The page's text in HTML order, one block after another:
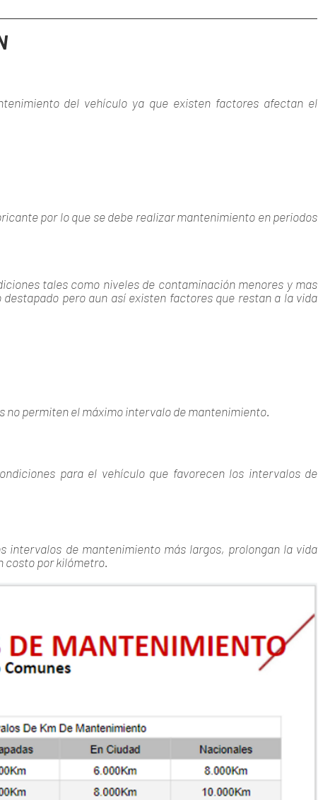
del vehículo ya que existen factores afectan el
por lo que se debe realizar mantenimiento en periodos
tales como niveles de contaminación menores y mas
pero aun así existen factores que restan a la vida
no permiten el máximo intervalo de mantenimiento.
para el vehículo que favorecen los intervalos de
intervalos de mantenimiento más largos, prolongan la vida
costo por kilómetro.